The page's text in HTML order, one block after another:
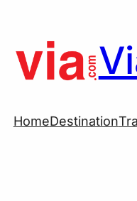
content
HomeDestination